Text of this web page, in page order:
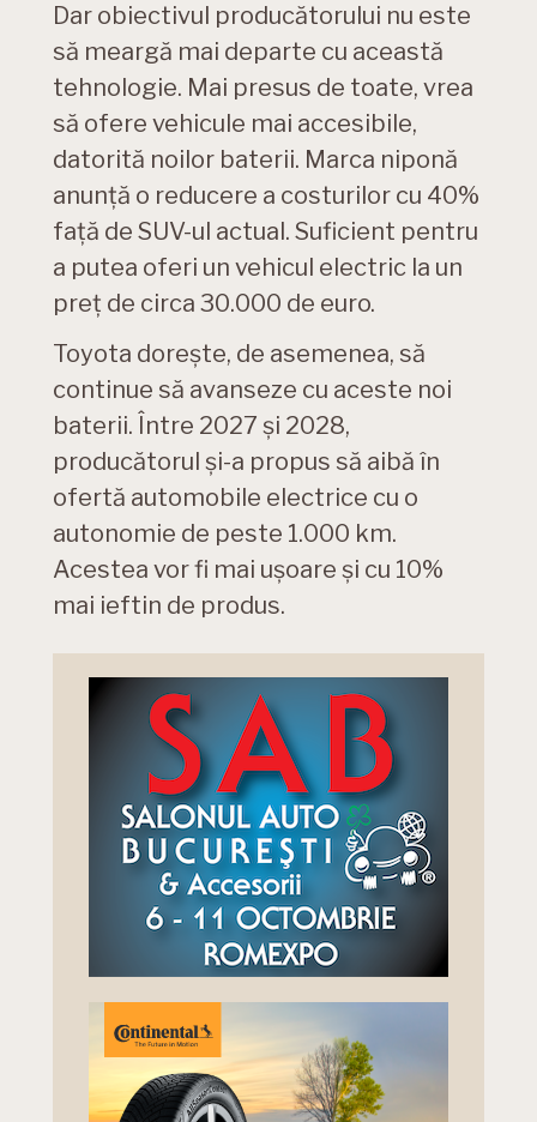
Dar obiectivul producătorului nu este
să meargă mai departe cu această
tehnologie. Mai presus de toate, vrea
să ofere vehicule mai accesibile,
datorită noilor baterii. Marca niponă
anunță o reducere a costurilor cu 40%
față de SUV-ul actual. Suficient pentru
a putea oferi un vehicul electric la un
preț de circa 30.000 de euro.
Toyota dorește, de asemenea, să
continue să avanseze cu aceste noi
baterii. Între 2027 și 2028,
producătorul și-a propus să aibă în
ofertă automobile electrice cu o
autonomie de peste 1.000 km.
Acestea vor fi mai ușoare și cu 10%
mai ieftin de produs.